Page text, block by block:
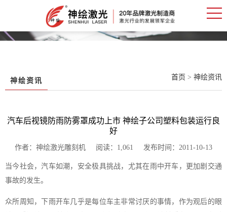
神绘资讯 首页 > 神绘资讯
汽车后视镜防雨防雾罩成功上市 神绘子公司塑料包装运行良
好
作者：神绘激光雕刻机 阅读：1,061 发布时间：2011-10-13
当今社会，汽车如潮，安全极具挑战，尤其在雨中开车，更加剧交通
事故的发生。
众所周知，下雨开车几乎是每位车主非常讨厌的事情，作为观后的眼